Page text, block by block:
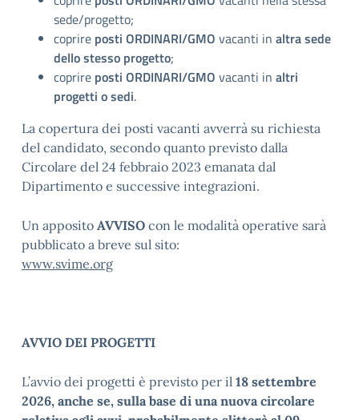
sede/progetto;
coprire posti ORDINARI/GMO vacanti in altra sede
dello stesso progetto;
coprire posti ORDINARI/GMO vacanti in altri
progetti o sedi.
La copertura dei posti vacanti avverrà su richiesta
del candidato, secondo quanto previsto dalla
Circolare del 24 febbraio 2023 emanata dal
Dipartimento e successive integrazioni.
Un apposito AVVISO con le modalità operative sarà
pubblicato a breve sul sito:
www.svime.org
AVVIO DEI PROGETTI
L’avvio dei progetti è previsto per il 18 settembre
2026, anche se, sulla base di una nuova circolare